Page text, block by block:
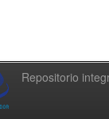
Repositorio